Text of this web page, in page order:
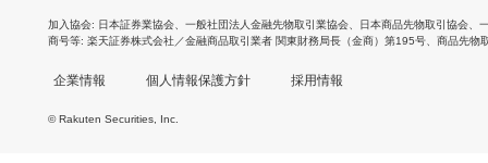
加入協会 日本証券業協会 一般社団法人金融先物取引業協会 日本商品先物取引協会
商号等 楽天証券株式会社／金融商品取引業者 関東財務局長（金商）第195号、商品先物
企業情報 個人情報保護方針 採用情報
© Rakuten Securities, Inc.